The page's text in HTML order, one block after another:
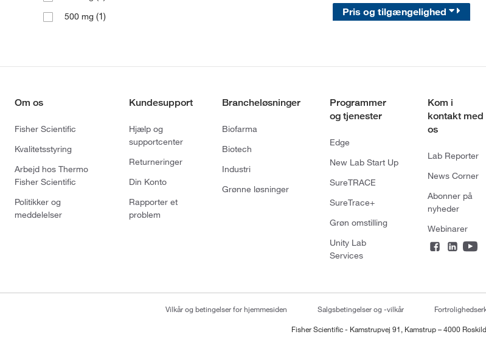
500 mg (1) Pris og tilgængelighed
Om os
Fisher Scientific
Kvalitetsstyring
Arbejd hos Thermo
Fisher Scientific
Politikker og
meddelelser
Kundesupport
Hjælp og
supportcenter
Returneringer
Din Konto
Rapporter et
problem
Brancheløsninger
Biofarma
Biotech
Industri
Grønne løsninger
Programmer
og tjenester
Edge
New Lab Start Up
SureTRACE
SureTrace+
Grøn omstilling
Unity Lab
Services
Kom i
kontakt med
os
Lab Reporter
News Corner
Abonner på
nyheder
Webinarer
Vilkår og betingelser for hjemmesiden Salgsbetingelser og -vilkår
Fisher Scientific - Kamstrupvej 91, Kamstrup – 4000